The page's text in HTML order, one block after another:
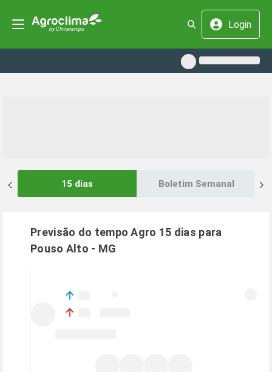
Login
15 dias Boletim Semanal
Previsão do tempo Agro 15 dias para
Pouso Alto - MG